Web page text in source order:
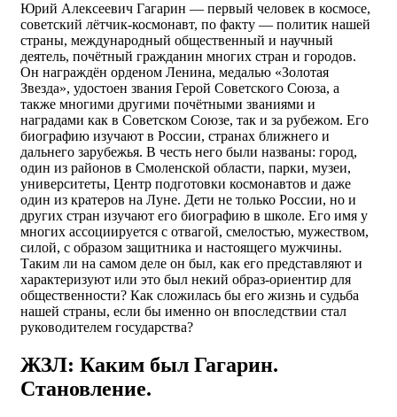
Юрий Алексеевич Гагарин — первый человек в космосе,
советский лётчик-космонавт, по факту — политик нашей
страны, международный общественный и научный
деятель, почётный гражданин многих стран и городов.
Он награждён орденом Ленина, медалью «Золотая
Звезда», удостоен звания Герой Советского Союза, а
также многими другими почётными званиями и
наградами как в Советском Союзе, так и за рубежом. Его
биографию изучают в России, странах ближнего и
дальнего зарубежья. В честь него были названы: город,
один из районов в Смоленской области, парки, музеи,
университеты, Центр подготовки космонавтов и даже
один из кратеров на Луне. Дети не только России, но и
других стран изучают его биографию в школе. Его имя у
многих ассоциируется с отвагой, смелостью, мужеством,
силой, с образом защитника и настоящего мужчины.
Таким ли на самом деле он был, как его представляют и
характеризуют или это был некий образ-ориентир для
общественности? Как сложилась бы его жизнь и судьба
нашей страны, если бы именно он впоследствии стал
руководителем государства?
ЖЗЛ: Каким был Гагарин.
Становление.